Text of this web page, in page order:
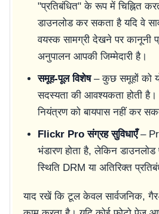
"प्रतिबंधित" के रूप में चिह्नित
डाउनलोड कर सकता है यदि वे
वयस्क सामग्री देखने पर कानूनी
अनुपालन आपकी जिम्मेदारी है।
समूह-पूल विशेष– कुछ समूहों को
सदस्यता की आवश्यकता होती
नियंत्रण को बायपास नहीं कर
Flickr Pro संग्रह सुविधाएँ–
भंडारण होता है, लेकिन
स्थिति DRM या अतिरिक्त
याद रखें कि टूल केवल सार्वजनिक, गैर-